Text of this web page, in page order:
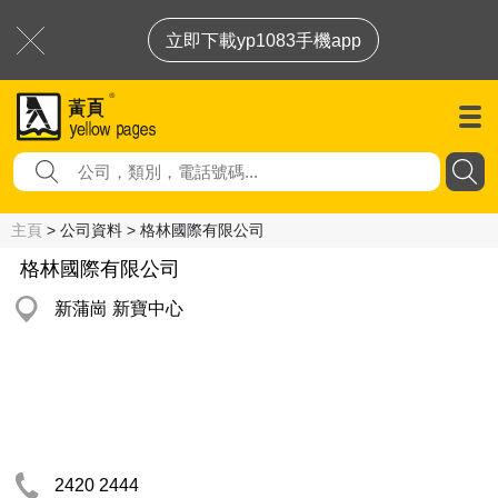
立即下載yp1083手機app
主頁 > 公司資料 > 格林國際有限公司
格林國際有限公司
新蒲崗 新寶中心
2420 2444